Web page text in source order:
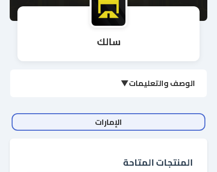
سالك
الوصف والتعليمات
الإمارات
المنتجات المتاحة